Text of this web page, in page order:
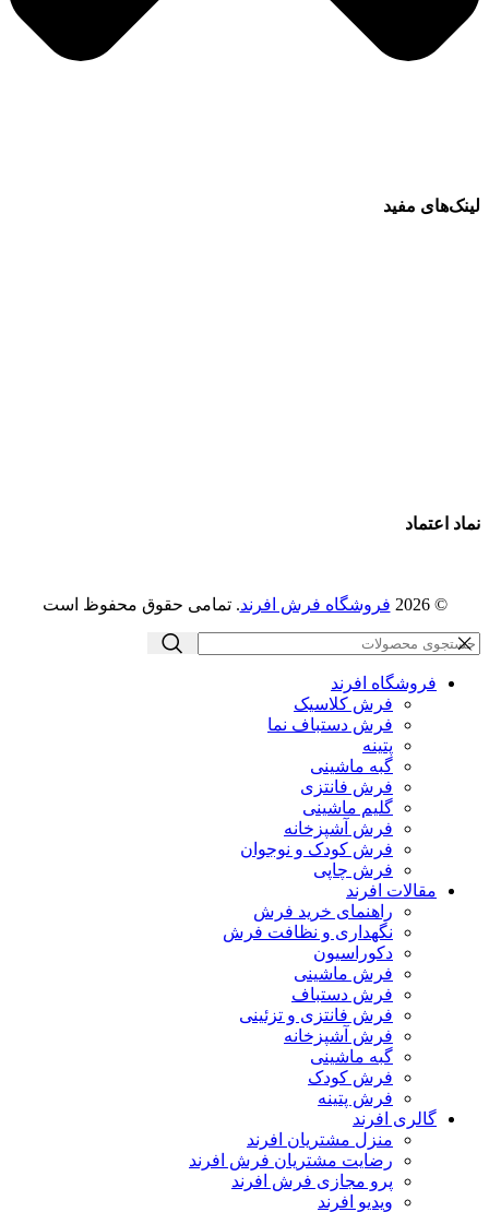
لینک‌های مفید
نماد اعتماد
© 2026 فروشگاه فرش افرند. تمامی حقوق محفوظ است
فروشگاه افرند
فرش کلاسیک
فرش دستباف نما
پتینه
گبه ماشینی
فرش فانتزی
گلیم ماشینی
فرش آشپزخانه
فرش کودک و نوجوان
فرش چاپی
مقالات افرند
راهنمای خرید فرش
نگهداری و نظافت فرش
دکوراسیون
فرش ماشینی
فرش دستباف
فرش فانتزی و تزئینی
فرش آشپزخانه
گبه ماشینی
فرش کودک
فرش پتینه
گالری افرند
منزل مشتریان افرند
رضایت مشتریان فرش افرند
پرو مجازی فرش افرند
ویدیو افرند